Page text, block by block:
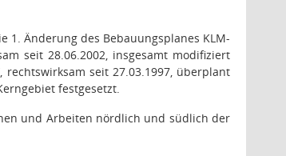
Änderung des Bebauungsplanes KLM-
seit 28.06.2002, insgesamt modifiziert
rechtswirksam seit 27.03.1997, überplant
festgesetzt.
und Arbeiten nördlich und südlich der